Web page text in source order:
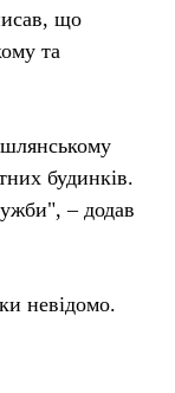
що
та
будинків.
– додав
невідомо.